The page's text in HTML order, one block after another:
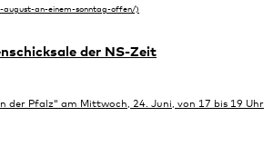
der NS-Zeit
der Pfalz“ am Mittwoch, 24. Juni, von 17 bis 19 Uhr